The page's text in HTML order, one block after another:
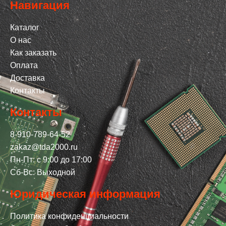
Навигация
Каталог
О нас
Как заказать
Оплата
Доставка
Контакты
Контакты
8-910-789-64-52
zakaz@tda2000.ru
Пн-Пт: с 9:00 до 17:00
Сб-Вс: Выходной
Юридическая информация
Политика конфиденциальности